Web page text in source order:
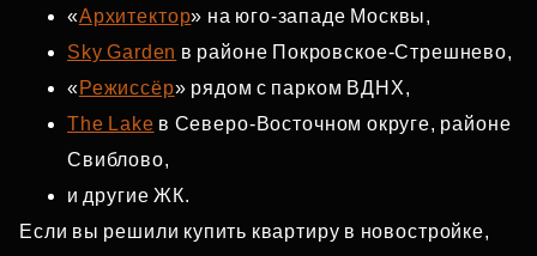
«Архитектор» на юго‑западе Москвы,
Sky Garden в районе Покровское‑Стрешнево,
«Режиссёр» рядом с парком ВДНХ,
The Lake в Северо‑Восточном округе, районе
Свиблово,
и другие ЖК.
Если вы решили купить квартиру в новостройке,